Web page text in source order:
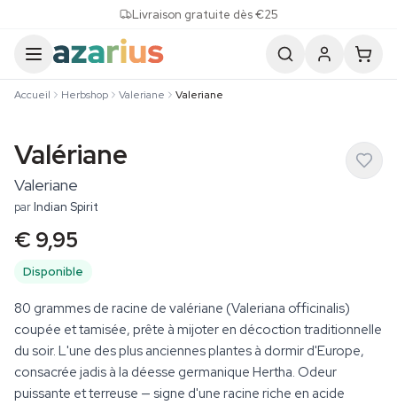
Livraison gratuite dès €25
Accueil Herbshop Valeriane Valeriane
Valériane
Valeriane
parIndian Spirit
€ 9,95
Disponible
80 grammes de racine de valériane (Valeriana officinalis)
coupée et tamisée, prête à mijoter en décoction traditionnelle
du soir. L'une des plus anciennes plantes à dormir d'Europe,
consacrée jadis à la déesse germanique Hertha. Odeur
puissante et terreuse — signe d'une racine riche en acide